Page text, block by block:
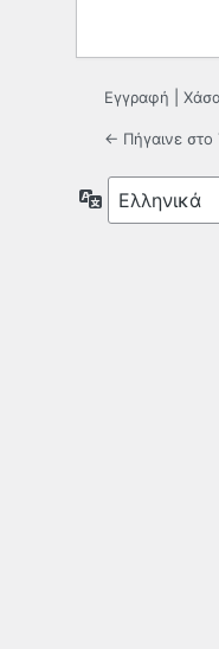
Εγγραφή
← Πήγαινε
Γλώσσα